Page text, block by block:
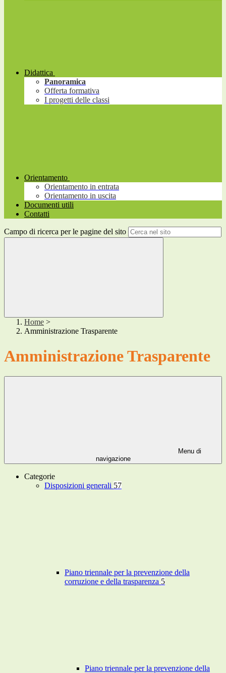
Didattica
Panoramica
Offerta formativa
I progetti delle classi
Orientamento
Orientamento in entrata
Orientamento in uscita
Documenti utili
Contatti
Campo di ricerca per le pagine del sito
Home >
Amministrazione Trasparente
Amministrazione Trasparente
Menu di
navigazione
Categorie
Disposizioni generali 57
Piano triennale per la prevenzione della
corruzione e della trasparenza 5
Piano triennale per la prevenzione della